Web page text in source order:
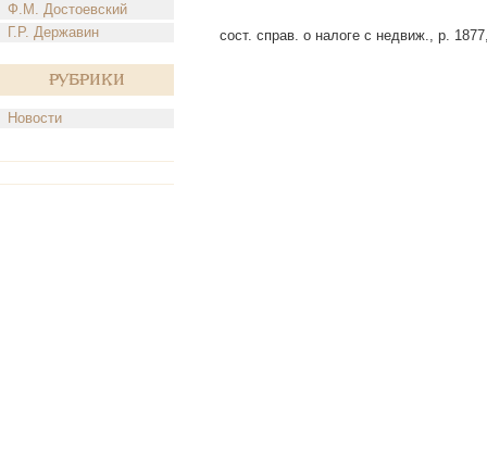
Ф.М. Достоевский
Г.Р. Державин
Рубрики
Новости
сост. справ. о налоге с недвиж., р.